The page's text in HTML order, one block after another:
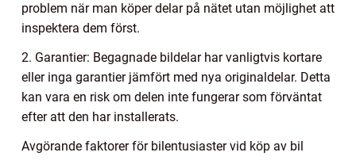
problem när man köper delar på nätet utan möjlighet att
inspektera dem först.
2. Garantier: Begagnade bildelar har vanligtvis kortare
eller inga garantier jämfört med nya originaldelar. Detta
kan vara en risk om delen inte fungerar som förväntat
efter att den har installerats.
Avgörande faktorer för bilentusiaster vid köp av bil